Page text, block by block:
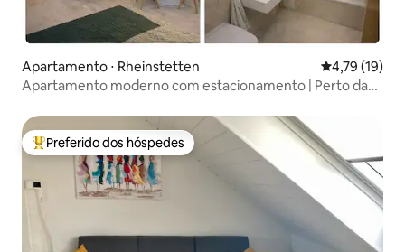
Apartamento ⋅ Rheinstetten 4,79 de uma
4,79 (19)
Apartamento moderno com estacionamento | Perto da
Entre os melhores preferidos dos hóspedes
Preferido dos hóspedes